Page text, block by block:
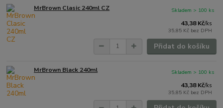
MrBrown Clasic 240ml CZ
43,38 Kč/ks
35,85 Kč bez DPH
Skladem > 100 ks
Přidat do košíku
MrBrown Black 240ml
43,38 Kč/ks
35,85 Kč bez DPH
Skladem > 100 ks